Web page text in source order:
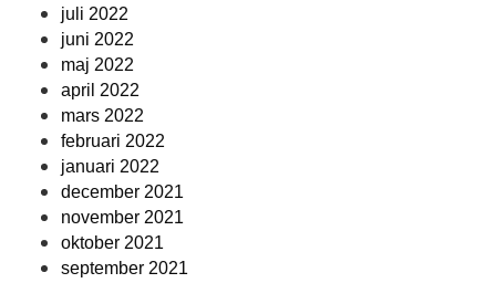
juli 2022
juni 2022
maj 2022
april 2022
mars 2022
februari 2022
januari 2022
december 2021
november 2021
oktober 2021
september 2021